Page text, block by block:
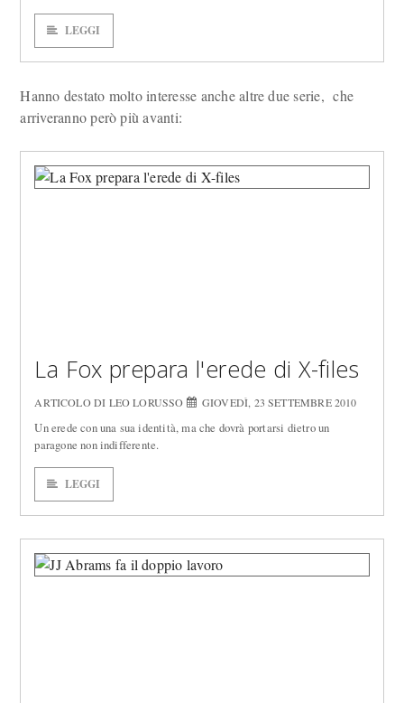
LEGGI
Hanno destato molto interesse anche altre due serie, che
arriveranno però più avanti:
La Fox prepara l'erede di X-files
ARTICOLO DI LEO LORUSSO GIOVEDÌ, 23 SETTEMBRE 2010
Un erede con una sua identità, ma che dovrà portarsi dietro un
paragone non indifferente.
LEGGI